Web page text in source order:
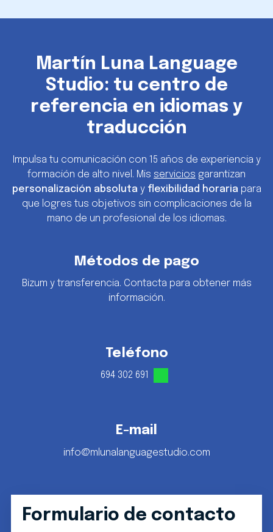
Martín Luna Language
Studio: tu centro de
referencia en idiomas y
traducción
Impulsa tu comunicación con 15 años de experiencia y
formación de alto nivel. Mis servicios garantizan
personalización absolutay flexibilidad horariapara
que logres tus objetivos sin complicaciones de la
mano de un profesional de los idiomas.
Métodos de pago
Bizum y transferencia. Contacta para obtener más
información.
Teléfono
694 302 691
E-mail
info@mlunalanguagestudio.com
Formulario de contacto